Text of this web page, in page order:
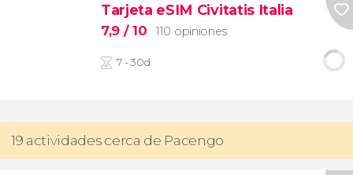
Tarjeta eSIM Civitatis Italia
7,9 / 10 110 opiniones
7 - 30d
19 actividades cerca de Pacengo